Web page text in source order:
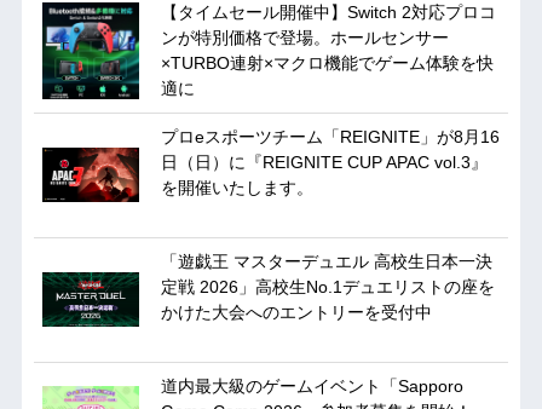
【タイムセール開催中】Switch 2対応プロコ
ンが特別価格で登場。ホールセンサー
×TURBO連射×マクロ機能でゲーム体験を快
適に
プロeスポーツチーム「REIGNITE」が8月16
日（日）に『REIGNITE CUP APAC vol.3』
を開催いたします。
「遊戯王 マスターデュエル 高校生日本一決
定戦 2026」高校生No.1デュエリストの座を
かけた大会へのエントリーを受付中
道内最大級のゲームイベント「Sapporo